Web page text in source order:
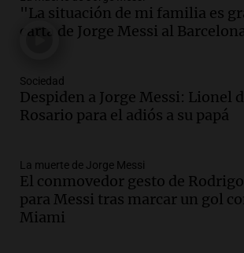
y cinco heridos tras caer
un puente
Audio.Messi llegará esta
Rosario para acompañar a
Episodios
Audio.Ley de Propiedad
en el Congreso expuso una
comunicacional del Gobierno
"La situación de mi familia es
carta de Jorge Messi al
Sociedad
Despiden a Jorge Messi: Lionel
Rosario para el adiós a su papá
La muerte de Jorge Messi
El conmovedor gesto de
para Messi tras marcar un gol
Miami